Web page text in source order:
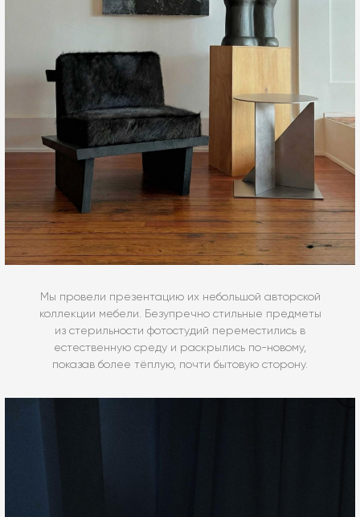
Мы провели презентацию их небольшой авторской
коллекции мебели. Безупречно стильные предметы
из стерильности фотостудий переместились в
естественную среду и раскрылись по-новому,
показав более тёплую, почти бытовую сторону.